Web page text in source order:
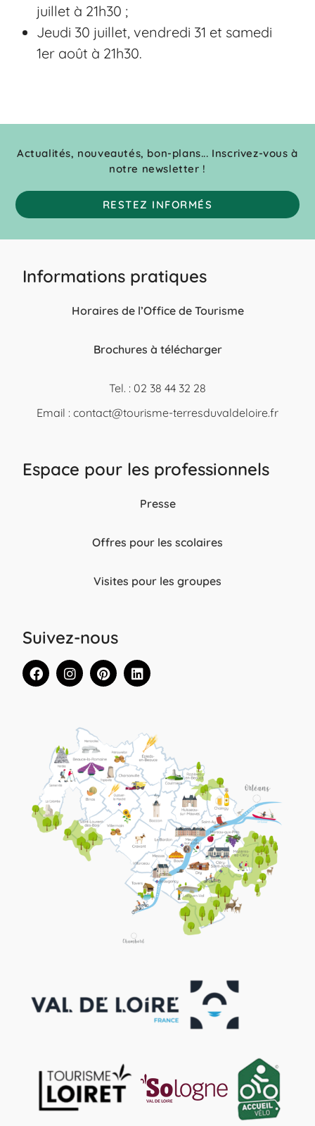
juillet à 21h30 ;
Jeudi 30 juillet, vendredi 31 et samedi
1er août à 21h30.
Actualités, nouveautés, bon-plans... Inscrivez-vous à
notre newsletter !
RESTEZ INFORMÉS
Informations pratiques
Horaires de l’Office de Tourisme
Brochures à télécharger
Tel. : 02 38 44 32 28
Email : contact@tourisme-terresduvaldeloire.fr
Espace pour les professionnels
Presse
Offres pour les scolaires
Visites pour les groupes
Suivez-nous